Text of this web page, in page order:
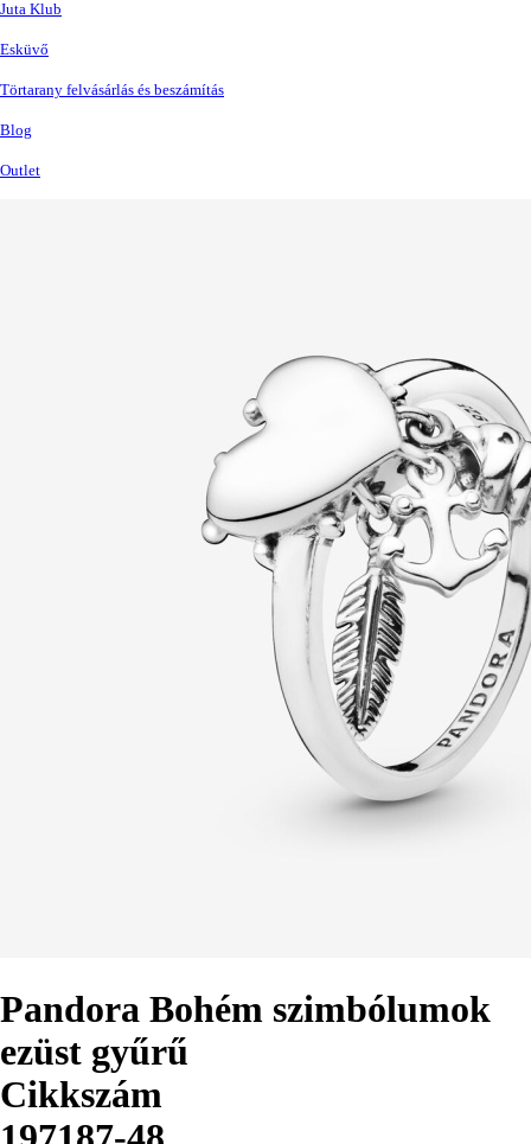
Juta Klub
Esküvő
Törtarany felvásárlás és beszámítás
Blog
Outlet
Pandora Bohém szimbólumok
ezüst gyűrű
Cikkszám